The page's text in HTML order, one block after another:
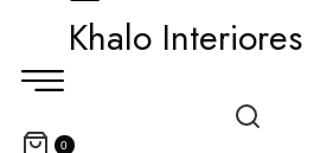
Khalo Interiores
0